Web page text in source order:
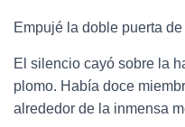
Empujé la doble puerta
El silencio cayó sobre la
plomo. Había doce
alrededor de la inmensa